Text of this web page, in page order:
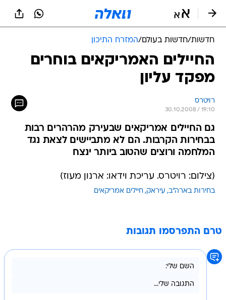
חדשות/חדשות בעולם/המזרח התיכון
החיילים האמריקאים בוחרים
מפקד עליון
רויטרס
30.10.2008 / 19:10
גם החיילים אמריקאים שבעירק מהרהרים רבות
בבחירות הקרבות. הם לא מתביישים לצאת נגד
המלחמה ורוצים שהטוב ביותר ינצח
(צילום: רויטרס. עריכת וידאו: ארנון מעוז)
בחירות בארה"ב עיראק חיילים אמריקאים
טרם התפרסמו תגובות